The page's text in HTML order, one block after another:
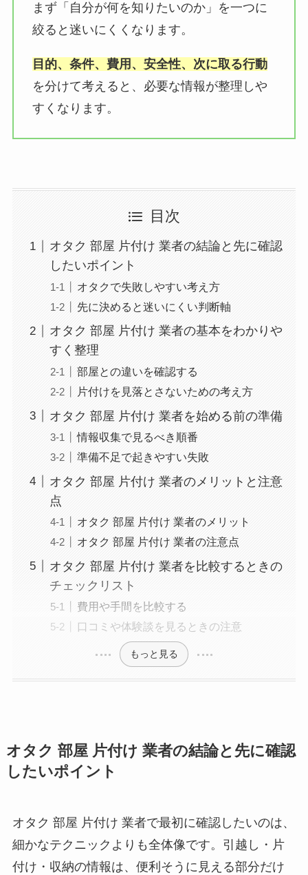
まず「自分が何を知りたいのか」を一つに
絞ると迷いにくくなります。
目的、条件、費用、安全性、次に取る行動
を分けて考えると、必要な情報が整理しや
すくなります。
目次
オタク 部屋 片付け 業者の結論と先に確認
したいポイント
オタクで失敗しやすい考え方
先に決めると迷いにくい判断軸
オタク 部屋 片付け 業者の基本をわかりや
すく整理
部屋との違いを確認する
片付けを見落とさないための考え方
オタク 部屋 片付け 業者を始める前の準備
情報収集で見るべき順番
準備不足で起きやすい失敗
オタク 部屋 片付け 業者のメリットと注意
点
オタク 部屋 片付け 業者のメリット
オタク 部屋 片付け 業者の注意点
オタク 部屋 片付け 業者を比較するときの
チェックリスト
費用や手間を比較する
口コミや体験談を見るときの注意
もっと見る
オタク 部屋 片付け 業者の結論と先に確認
したいポイント
オタク 部屋 片付け 業者で最初に確認したいのは、
細かなテクニックよりも全体像です。引越し・片
付け・収納の情報は、便利そうに見える部分だけ